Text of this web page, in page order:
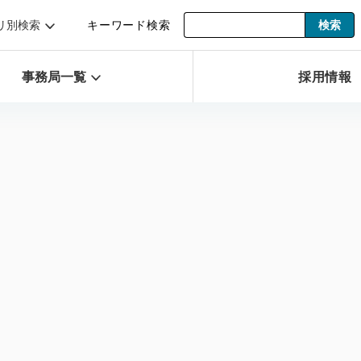
別検索 キーワード検索
事務局一覧 採用情報